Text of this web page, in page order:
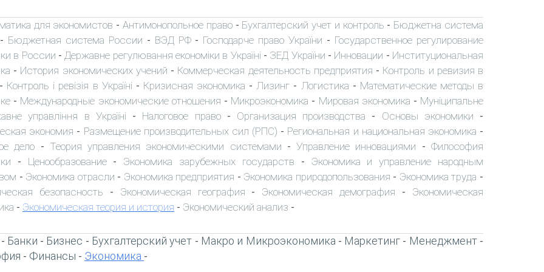
для экономистов - Антимонопольное право- Бухгалтерский учет и контроль - Бюджетна система
Бюджетная система России - ВЭД РФ- Господарче право України - Государственное регулирование
в России - Державне регулювання економіки в Україні - ЗЕД України - Инновации - Институциональная
- История экономических учений - Коммерческая деятельность предприятия - Контроль и ревизия в
Контроль і ревізія в Україні - Кризисная экономика - Лизинг - Логистика - Математические методы в
- Международные экономические отношения - Микроэкономика - Мировая экономика - Муніципальне
управління в Україні - Налоговое право- Организация производства - Основы экономики -
экономия - Размещение производительных сил (РПС) - Региональная и национальная экономика -
дело - Теория управления экономическими системами -Управление инновациями -Философия
- Ценообразование- Экономика зарубежных государств - Экономика и управление народным
- Экономика отрасли - Экономика предприятия - Экономика природопользования - Экономика труда -
безопасность - Экономическая география - Экономическая демография - Экономическая
- Экономическая теория и история - Экономический анализ -
Банки - Бизнес - Бухгалтерский учет - Макро и Микроэкономика - Маркетинг - Менеджмент-
- Финансы - Экономика -